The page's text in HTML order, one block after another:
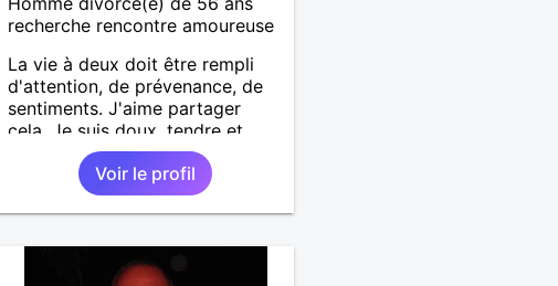
recherche rencontre amoureuse
La vie à deux doit être rempli
d'attention, de prévenance, de
sentiments. J'aime partager
cela. Je suis doux, tendre et
généreux. Je souhaite avoir la
chance de rencontrer une
femme qui peut-être différent
comme profil, peu importe. Une
Voir le profil